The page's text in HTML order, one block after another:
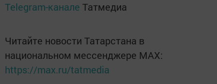
Telegram-канале Татмедиа
Читайте новости Татарстана в
национальном мессенджере MАХ:
https://max.ru/tatmedia